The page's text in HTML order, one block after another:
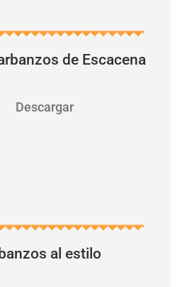
de Escacena
al estilo